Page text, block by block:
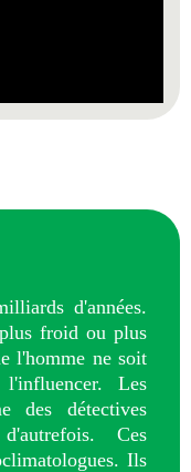
d'années.
froid ou plus
l'homme ne soit
Les
des détectives
Ces
Ils